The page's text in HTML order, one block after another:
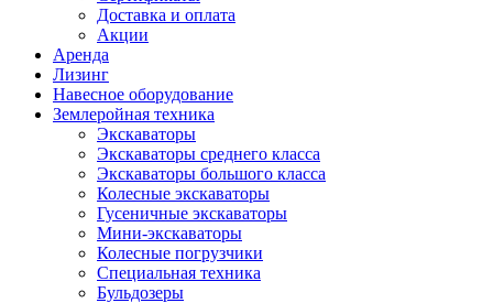
Доставка и оплата
Акции
Аренда
Лизинг
Навесное оборудование
Землеройная техника
Экскаваторы
Экскаваторы среднего класса
Экскаваторы большого класса
Колесные экскаваторы
Гусеничные экскаваторы
Мини-экскаваторы
Колесные погрузчики
Специальная техника
Бульдозеры